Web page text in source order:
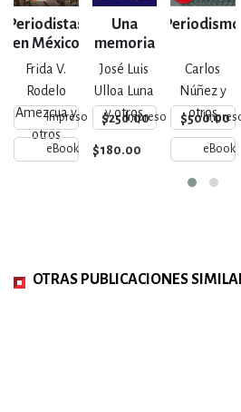
Periodistas
en México
hoy
Frida V.
Rodelo
Amezcua y
otros
Impreso $250.00
eBook $180.00
Una
memoria
viva con
futuro
José Luis
Ulloa Luna
y otrosImpreso $500.00
Periodismo
Carlos
Núñez y
otros
eBook
OTRAS PUBLICACIONES